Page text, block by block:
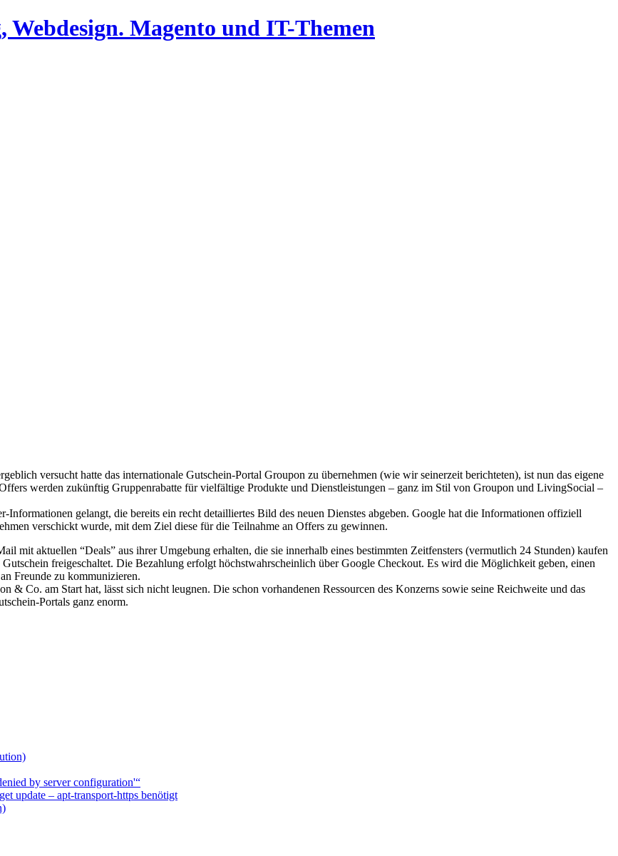
Magento und IT-Themen
versucht hatte das internationale Gutschein-Portal Groupon zu übernehmen (wie wir seinerzeit berichteten), ist nun das eigene
werden zukünftig Gruppenrabatte für vielfältige Produkte und Dienstleistungen – ganz im Stil von Groupon und LivingSocial –
gelangt, die bereits ein recht detailliertes Bild des neuen Dienstes abgeben. Google hat die Informationen offiziell
verschickt wurde, mit dem Ziel diese für die Teilnahme an Offers zu gewinnen.
mit aktuellen “Deals” aus ihrer Umgebung erhalten, die sie innerhalb eines bestimmten Zeitfensters (vermutlich 24 Stunden) kaufen
freigeschaltet. Die Bezahlung erfolgt höchstwahrscheinlich über Google Checkout. Es wird die Möglichkeit geben, einen
Freunde zu kommunizieren.
& Co. am Start hat, lässt sich nicht leugnen. Die schon vorhandenen Ressourcen des Konzerns sowie seine Reichweite und das
Portals ganz enorm.
by server configuration'“
update – apt-transport-https benötigt